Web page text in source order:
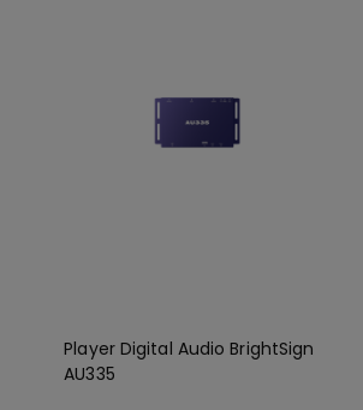
Player Digital Audio BrightSign
AU335